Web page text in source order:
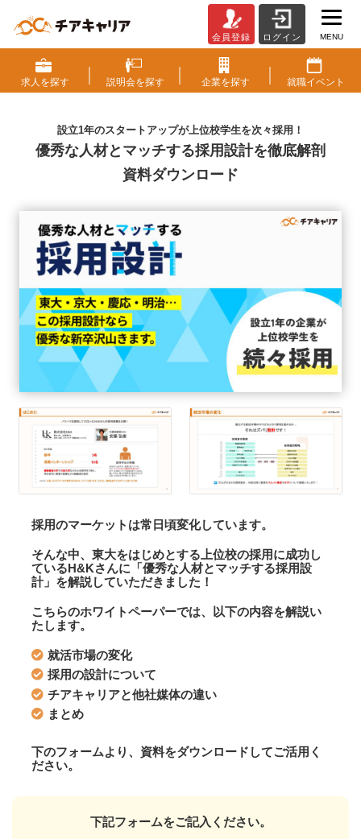
ワ
イ
ト
ー
パ
ダ
ン
ロ
ー
ド
ォ
ー
ム
会員登録 ログイン MENU
求人を探す 説明会を探す 企業を探す 就職イベント
設立1年のスタートアップが上位校学生を次々採用！
優秀な人材とマッチする採用設計を徹底解剖
資料ダウンロード
採用のマーケットは常日頃変化しています。
そんな中、東大をはじめとする上位校の採用に成功し
ているH&Kさんに「優秀な人材とマッチする採用設
計」を解説していただきました！
こちらのホワイトペーパーでは、以下の内容を解説い
たします。
就活市場の変化
採用の設計について
チアキャリアと他社媒体の違い
まとめ
下のフォームより、資料をダウンロードしてご活用く
ださい。
下記フォームをご記入ください。